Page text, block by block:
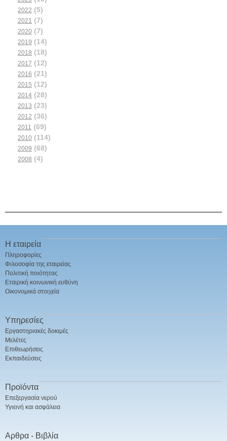
2022 (5)
2021 (7)
2020 (7)
2019 (14)
2018 (18)
2017 (12)
2016 (21)
2015 (12)
2014 (28)
2013 (23)
2012 (36)
2011 (69)
2010 (114)
2009 (68)
2008 (4)
Η εταιρεία
Πληροφορίες
Φιλοσοφία της εταιρείας
Πολιτική ποιότητας
Εταιρική κοινωνική ευθύνη
Οικονομικά στοιχεία
Υπηρεσίες
Εργαστηριακές δοκιμές
Μελέτες
Επιθεωρήσεις
Εκπαιδεύσεις
Προϊόντα
Επεξεργασία νερού
Υγιεινή και ασφάλεια
Αρθρα - Βιβλία